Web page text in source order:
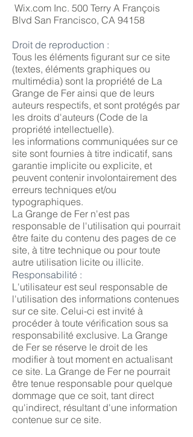
Wix.com Inc. 500 Terry A François
Blvd San Francisco, CA 94158
Droit de reproduction :
Tous les éléments figurant sur ce site
(textes, éléments graphiques ou
multimédia) sont la propriété de La
Grange de Fer ainsi que de leurs
auteurs respectifs, et sont protégés par
les droits d'auteurs (Code de la
propriété intellectuelle).
les informations communiquées sur ce
site sont fournies à titre indicatif, sans
garantie implicite ou explicite, et
peuvent contenir involontairement des
erreurs techniques et/ou
typographiques.
La Grange de Fer n'est pas
responsable de l'utilisation qui pourrait
être faite du contenu des pages de ce
site, à titre technique ou pour toute
autre utilisation licite ou illicite.
Responsabilité :
L'utilisateur est seul responsable de
l'utilisation des informations contenues
sur ce site. Celui-ci est invité à
procéder à toute vérification sous sa
responsabilité exclusive. La Grange
de Fer se réserve le droit de les
modifier à tout moment en actualisant
ce site. La Grange de Fer ne pourrait
être tenue responsable pour quelque
dommage que ce soit, tant direct
qu'indirect, résultant d'une information
contenue sur ce site.